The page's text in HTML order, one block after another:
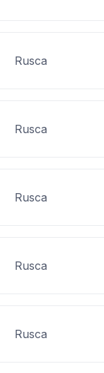
Rusca
Rusca
Rusca
Rusca
Rusca